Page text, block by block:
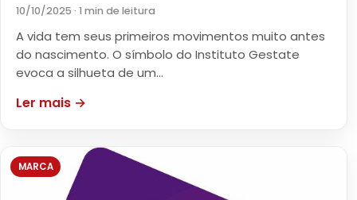
10/10/2025 · 1 min de leitura
A vida tem seus primeiros movimentos muito antes
do nascimento. O símbolo do Instituto Gestate
evoca a silhueta de um…
Ler mais →
MARCA